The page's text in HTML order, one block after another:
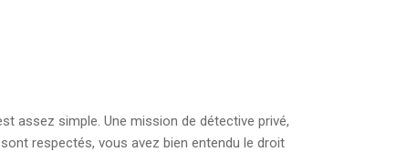
assez simple. Une mission de détective privé,
respectés, vous avez bien entendu le droit